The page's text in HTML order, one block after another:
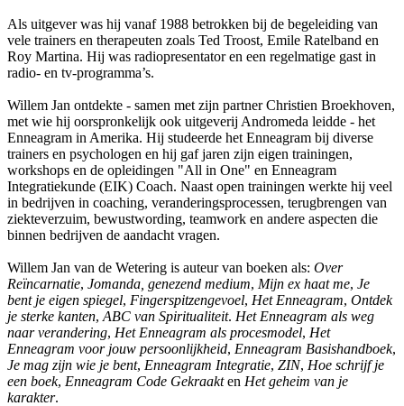
Als uitgever was hij vanaf 1988 betrokken bij de begeleiding van
vele trainers en therapeuten zoals Ted Troost, Emile Ratelband en
Roy Martina. Hij was radiopresentator en een regelmatige gast in
radio- en tv-programma’s.
Willem Jan ontdekte - samen met zijn partner Christien Broekhoven,
met wie hij oorspronkelijk ook uitgeverij Andromeda leidde - het
Enneagram in Amerika. Hij studeerde het Enneagram bij diverse
trainers en psychologen en hij gaf jaren zijn eigen trainingen,
workshops en de opleidingen "All in One" en Enneagram
Integratiekunde (EIK) Coach. Naast open trainingen werkte hij veel
in bedrijven in coaching, veranderingsprocessen, terugbrengen van
ziekteverzuim, bewustwording, teamwork en andere aspecten die
binnen bedrijven de aandacht vragen.
Willem Jan van de Wetering is auteur van boeken als: Over
Reïncarnatie, Jomanda, genezend medium, Mijn ex haat me, Je
bent je eigen spiegel, Fingerspitzengevoel, Het Enneagram, Ontdek
je sterke kanten, ABC van Spiritualiteit. Het Enneagram als weg
naar verandering, Het Enneagram als procesmodel, Het
Enneagram voor jouw persoonlijkheid, Enneagram Basishandboek,
Je mag zijn wie je bent, Enneagram Integratie, ZIN, Hoe schrijf je
een boek, Enneagram Code Gekraakten Het geheim van je
karakter.